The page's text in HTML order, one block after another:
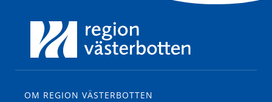
OM REGION VÄSTERBOTTEN